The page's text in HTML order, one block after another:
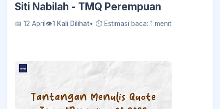
Siti Nabilah - TMQ Perempuan
📅 12 April 👁1 Kali Dilihat• ⏱ Estimasi baca: 1 menit